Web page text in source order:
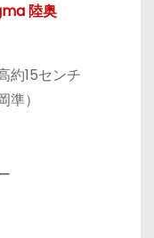
陸奥
約15センチ
）